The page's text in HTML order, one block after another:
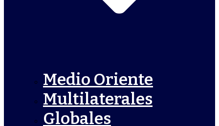
Medio Oriente
Multilaterales
Globales